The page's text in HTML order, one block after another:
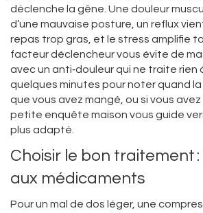
déclenche la gêne. Une douleur
d’une mauvaise posture, un reflux
repas trop gras, et le stress amplifie
facteur déclencheur vous évite de
avec un anti‑douleur qui ne traite rien
quelques minutes pour noter quand
que vous avez mangé, ou si vous
petite enquête maison vous guide
plus adapté.
Choisir le bon traitement :
aux médicaments
Pour un mal de dos léger, une